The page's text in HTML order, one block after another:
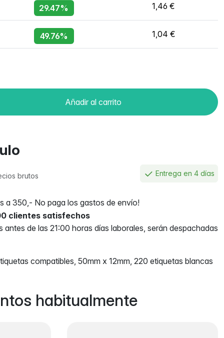
29.47% 1,46 €
49.76% 1,04 €
Añadir al carrito
brutos Entrega en 4 días
a 350,- No paga los gastos de envío!
clientes satisfechos
antes de las 21:00 horas días laborales, serán despachadas
compatibles, 50mm x 12mm, 220 etiquetas blancas
habitualmente